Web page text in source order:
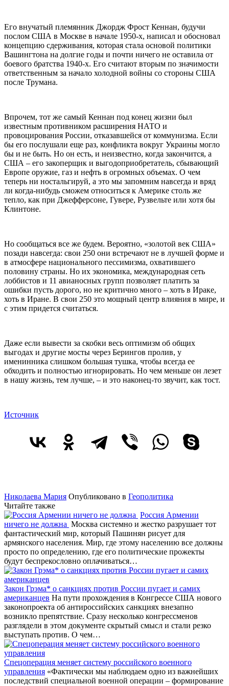
Его внучатый племянник Джордж Фрост Кеннан, будучи
послом США в Москве в начале 1950-х, написал и обосновал
концепцию сдерживания, которая стала основой политики
Вашингтона на долгие годы и почти ничего не оставила от
боевого братства 1940-х. Его считают вторым по значимости
ответственным за начало холодной войны со стороны США
после Трумана.
Впрочем, тот же самый Кеннан под конец жизни был
известным противником расширения НАТО и
провоцирования России, отказавшейся от коммунизма. Если
бы его послушали еще раз, конфликта вокруг Украины могло
бы и не быть. Но он есть, и неизвестно, когда закончится, а
США – его закоперщик и выгодоприобретатель, сбывающий
Европе оружие, газ и нефть в огромных объемах. О чем
теперь ни ностальгируй, а это мы запомним навсегда и вряд
ли когда-нибудь сможем относиться к Америке столь же
тепло, как при Джефферсоне, Гувере, Рузвельте или хотя бы
Клинтоне.
Но сообщаться все же будем. Вероятно, «золотой век США»
позади навсегда: свои 250 они встречают не в лучшей форме и
в атмосфере национального пессимизма, охватившего
половину страны. Но их экономика, международная сеть
лоббистов и 11 авианосных групп позволяет платить за
ошибки пусть дорого, но не критично много – хоть в Ираке,
хоть в Иране. В свои 250 это мощный центр влияния в мире, и
с этим придется считаться.
Даже если вывести за скобки весь оптимизм об общих
выгодах и другие мосты через Берингов пролив, у
именинника слишком большая тушка, чтобы всегда ее
обходить и полностью игнорировать. Но чем меньше он лезет
в нашу жизнь, тем лучше, – и это наконец-то звучит, как тост.
Источник
Николаева Мария Опубликовано в Геополитика
Читайте также
Россия Армении
ничего не должна Москва системно и жестко разрушает тот
фантастический мир, который Пашинян рисует для
армянского населения. Мир, где этому населению все должны
просто по определению, где его политические прожекты
будут беспрекословно оплачиваться…
Закон Грэма* о санкциях против России пугает и самих
американцев На пути прохождения в Конгрессе США нового
законопроекта об антироссийских санкциях внезапно
возникло препятствие. Сразу несколько конгрессменов
разглядели в этом документе скрытый смысл и стали резко
выступать против. О чем…
Спецоперация меняет систему российского военного
управления «Фактически мы наблюдаем одно из важнейших
последствий специальной военной операции – формирование